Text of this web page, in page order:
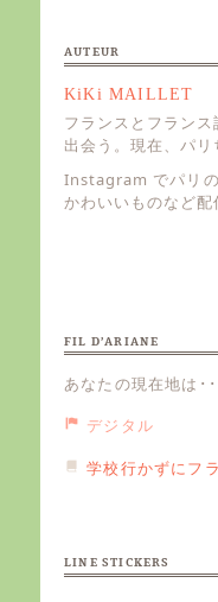
AUTEUR
KiKi MAILLET
フランスとフラン
出会う。現在、パリ
Instagram でパリ
かわいいものなど配
FIL D’ARIANE
あなたの現在地は･･
デジタル
学校行かずにフ
LINE STICKERS